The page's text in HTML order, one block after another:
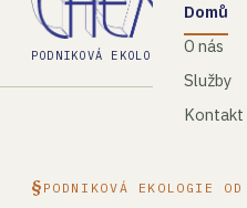
PODNIKOVÁ EKOLOGIE, SPOL.
Domů
O nás
Služby
Kontakt
PODNIKOVÁ EKOLOGIE